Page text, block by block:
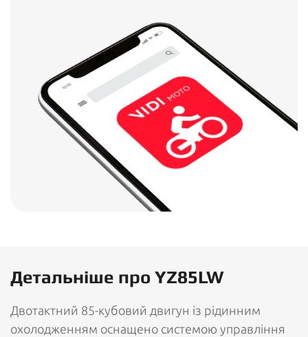
Детальніше про YZ85LW
Двотактний 85-кубовий двигун із рідинним
охолодженням оснащено системою управління